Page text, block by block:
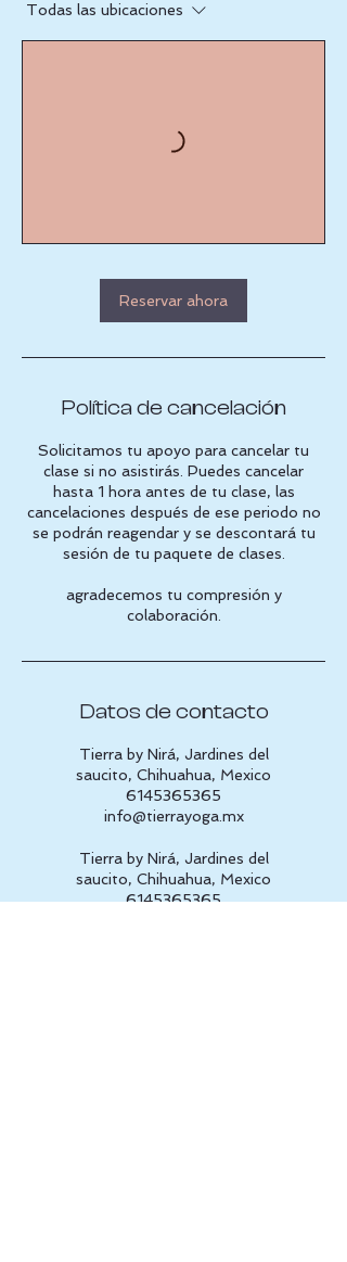
Todas las ubicaciones
Reservar ahora
Política de cancelación
Solicitamos tu apoyo para cancelar tu
clase si no asistirás. Puedes cancelar
hasta 1 hora antes de tu clase, las
cancelaciones después de ese periodo no
se podrán reagendar y se descontará tu
sesión de tu paquete de clases.
agradecemos tu compresión y
colaboración.
Datos de contacto
Tierra by Nirá, Jardines del
saucito, Chihuahua, Mexico
6145365365
info@tierrayoga.mx
Tierra by Nirá, Jardines del
saucito, Chihuahua, Mexico
6145365365